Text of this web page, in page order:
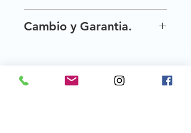
esta razon no siempre los tenemos
listos. ´´haz tu pedido :) ´´
Cambio y Garantia.
Creciente te da 90 dias de garantia